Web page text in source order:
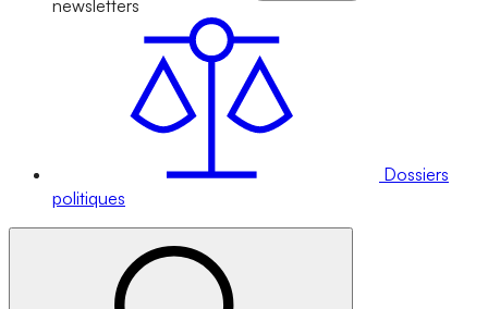
newsletters
Dossiers
politiques